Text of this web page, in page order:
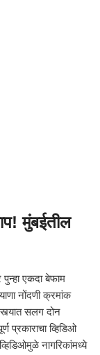
मुंबईतील
एकदा बेफाम
नोंदणी क्रमांक
सलग दोन
प्रकाराचा व्हिडिओ
नागरिकांमध्ये